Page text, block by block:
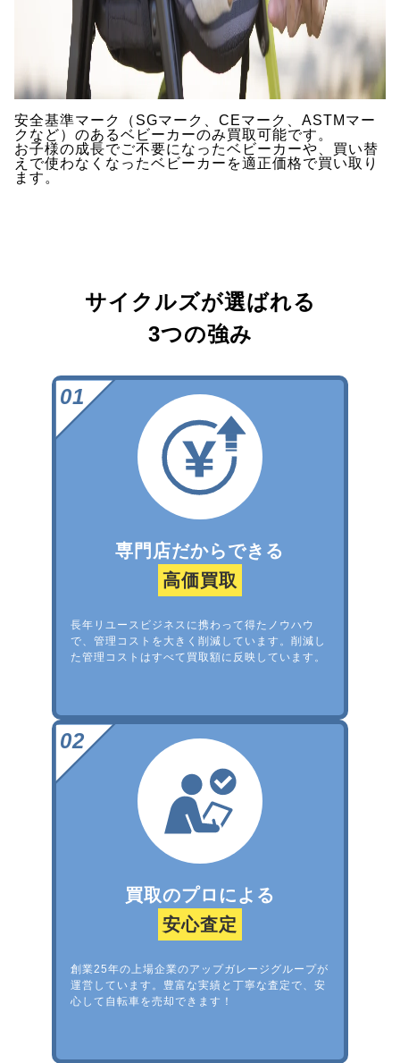
安全基準マーク（SGマーク、CEマーク、ASTMマー
クなど）のあるベビーカーのみ買取可能です。
お子様の成長でご不要になったベビーカーや、買い替
えで使わなくなったベビーカーを適正価格で買い取り
ます。
サイクルズが選ばれる
3つの強み
専門店だからできる
高価買取
長年リユースビジネスに携わって得たノウハウ
で、管理コストを大きく削減しています。削減し
た管理コストはすべて買取額に反映しています。
買取のプロによる
安心査定
創業25年の上場企業のアップガレージグループが
運営しています。豊富な実績と丁寧な査定で、安
心して自転車を売却できます！